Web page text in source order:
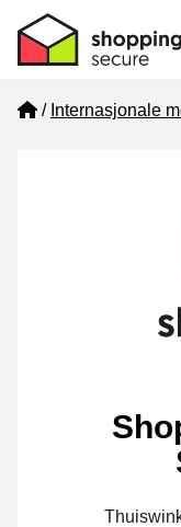
Home
Internasjonale